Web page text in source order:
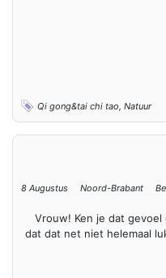
Qi gong&tai chi tao, Natuur
8 Augustus Noord-Brabant
Vrouw! Ken je dat
dat dat net niet helemaal